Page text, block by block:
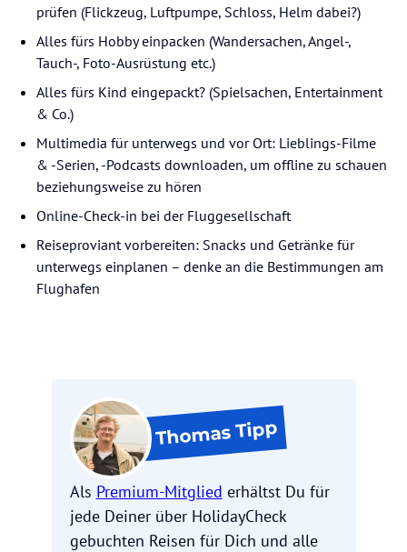
prüfen (Flickzeug, Luftpumpe, Schloss, Helm dabei?)
Alles fürs Hobby einpacken (Wandersachen, Angel-,
Tauch-, Foto-Ausrüstung etc.)
Alles fürs Kind eingepackt? (Spielsachen, Entertainment
& Co.)
Multimedia für unterwegs und vor Ort: Lieblings-Filme
& -Serien, -Podcasts downloaden, um offline zu schauen
beziehungsweise zu hören
Online-Check-in bei der Fluggesellschaft
Reiseproviant vorbereiten: Snacks und Getränke für
unterwegs einplanen – denke an die Bestimmungen am
Flughafen
ThomasTipp
Als Premium-Mitglied erhältst Du für
jede Deiner über HolidayCheck
gebuchten Reisen für Dich und alle